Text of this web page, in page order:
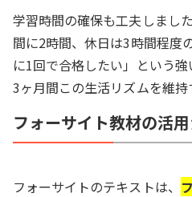
学習時間の確保も工夫しまし
間に2時間、休日は3時間程度
に1回で合格したい」という強
3ヶ月間この生活リズムを維持
フォーサイト教材の活
フォーサイトのテキストは、